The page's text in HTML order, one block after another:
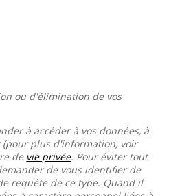
ou d'élimination de vos
à accéder à vos données, à
plus d'information, voir
de vie privée. Pour éviter tout
de vous identifier de
requête de ce type. Quand il